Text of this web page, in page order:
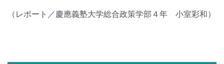
（レポート／慶應義塾大学総合政策学部４年 小室彩和）